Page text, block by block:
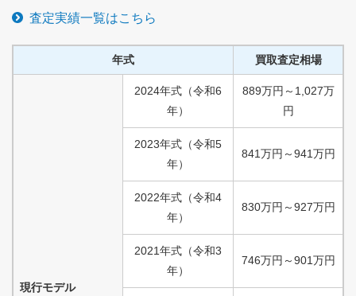
査定実績一覧はこちら
年式 買取査定相場
現行モデル
2024年式 （令和6
年）
889万円 ～ 1,027万
円
2023年式 （令和5
年）
841万円 ～941万円
2022年式 （令和4
年）
830万円 ～927万円
2021年式 （令和3
年）
746万円 ～901万円